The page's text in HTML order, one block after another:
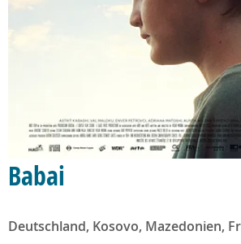
Babai
Deutschland, Kosovo, Mazedonien,